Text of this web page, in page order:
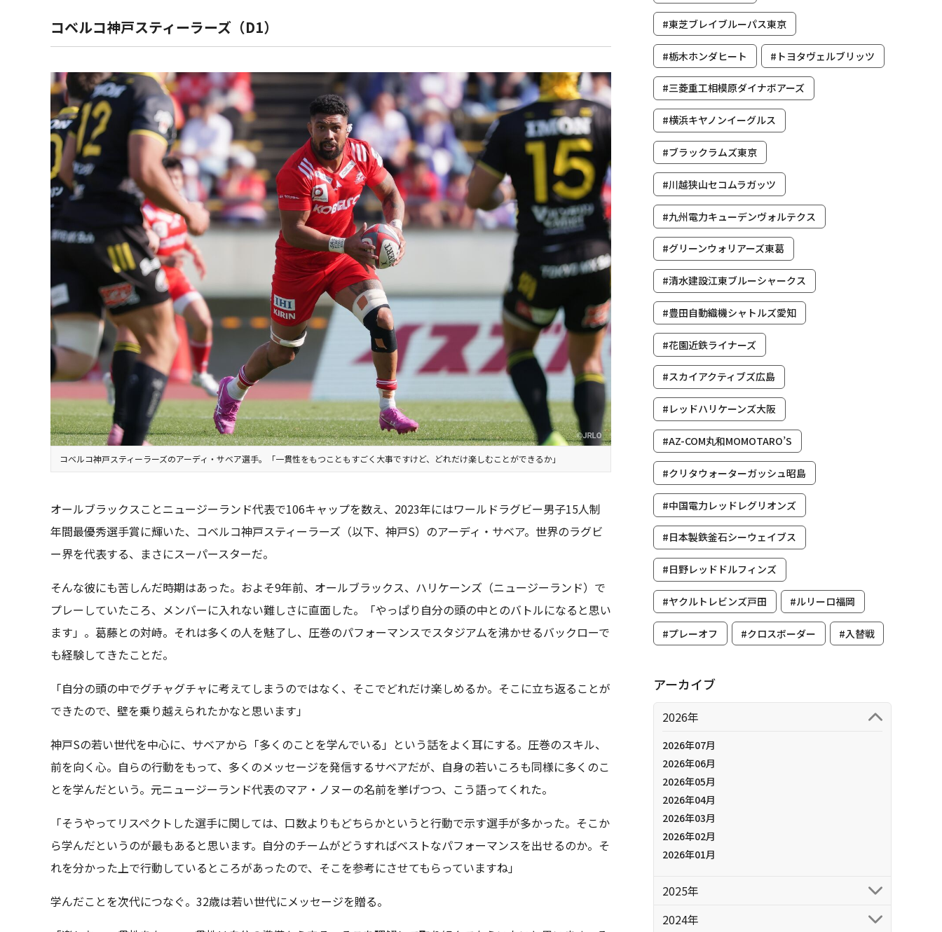
コベルコ神戸スティーラーズ（D1）
コベルコ神戸スティーラーズのアーディ・サベア選手。「一貫性をもつこともすごく大事ですけど、どれだけ楽しむことができるか」
オールブラックスことニュージーランド代表で106キャップを数え、2023年にはワールドラグビー男子15人制
年間最優秀選手賞に輝いた、コベルコ神戸スティーラーズ（以下、神戸S）のアーディ・サベア。世界のラグビ
ー界を代表する、まさにスーパースターだ。
そんな彼にも苦しんだ時期はあった。およそ9年前、オールブラックス、ハリケーンズ（ニュージーランド）で
プレーしていたころ、メンバーに入れない難しさに直面した。「やっぱり自分の頭の中とのバトルになると思い
ます」。葛藤との対峙。それは多くの人を魅了し、圧巻のパフォーマンスでスタジアムを沸かせるバックローで
も経験してきたことだ。
「自分の頭の中でグチャグチャに考えてしまうのではなく、そこでどれだけ楽しめるか。そこに立ち返ることが
できたので、壁を乗り越えられたかなと思います」
神戸Sの若い世代を中心に、サベアから「多くのことを学んでいる」という話をよく耳にする。圧巻のスキル、
前を向く心。自らの行動をもって、多くのメッセージを発信するサベアだが、自身の若いころも同様に多くのこ
とを学んだという。元ニュージーランド代表のマア・ノヌーの名前を挙げつつ、こう語ってくれた。
「そうやってリスペクトした選手に関しては、口数よりもどちらかというと行動で示す選手が多かった。そこか
ら学んだというのが最もあると思います。自分のチームがどうすればベストなパフォーマンスを出せるのか。そ
れを分かった上で行動しているところがあったので、そこを参考にさせてもらっていますね」
学んだことを次代につなぐ。32歳は若い世代にメッセージを贈る。
#東芝ブレイブルーパス東京
#栃木ホンダヒート #トヨタヴェルブリッツ
#三菱重工相模原ダイナボアーズ
#横浜キヤノンイーグルス
#ブラックラムズ東京
#川越狭山セコムラガッツ
#九州電力キューデンヴォルテクス
#グリーンウォリアーズ東葛
#清水建設江東ブルーシャークス
#豊田自動織機シャトルズ愛知
#花園近鉄ライナーズ
#スカイアクティブズ広島
#レッドハリケーンズ大阪
#AZ-COM丸和MOMOTARO’S
#クリタウォーターガッシュ昭島
#中国電力レッドレグリオンズ
#日本製鉄釜石シーウェイブス
#日野レッドドルフィンズ
#ヤクルトレビンズ戸田 #ルリーロ福岡
#プレーオフ #クロスボーダー #入替戦
アーカイブ
2026年
2026年07月
2026年06月
2026年05月
2026年04月
2026年03月
2026年02月
2026年01月
2025年
2024年